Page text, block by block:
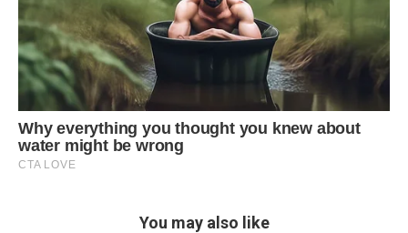
You may also like